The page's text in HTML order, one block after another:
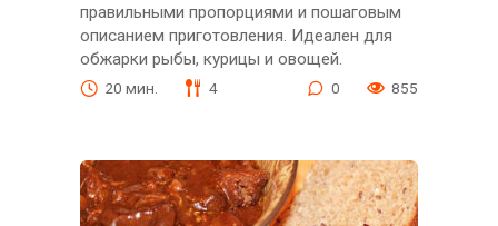
правильными пропорциями и пошаговым
описанием приготовления. Идеален для
обжарки рыбы, курицы и овощей.
20 мин. 4 0 855